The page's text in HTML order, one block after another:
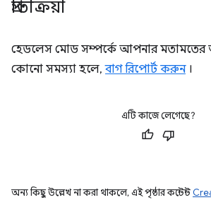
প্রতিক্রিয়া
হেডলেস মোড সম্পর্কে আপনার মতামতের
কোনো সমস্যা হলে,বাগ রিপোর্ট করুন।
এটি কাজে লেগেছে?
অন্য কিছু উল্লেখ না করা থাকলে, এই পৃষ্ঠার কন্টেন্ট